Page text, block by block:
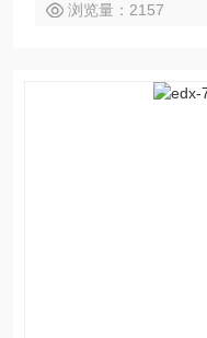
浏览量：2157